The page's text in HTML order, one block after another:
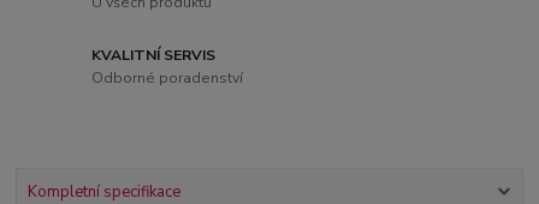
KVALITNÍ SERVIS
Odborné poradenství
Kompletní specifikace